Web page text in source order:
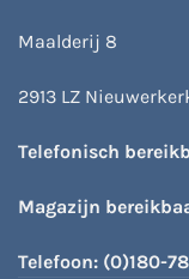
Maalderij 8
2913 LZ
Telefonisch
Magazijn
Telefoon: (0)180-